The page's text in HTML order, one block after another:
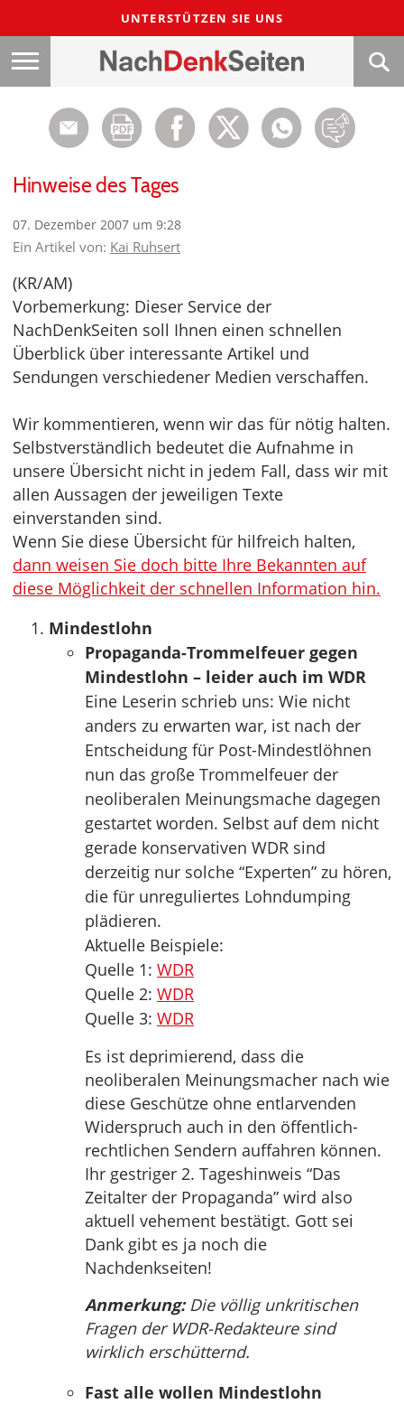
UNTERSTÜTZEN SIE UNS
Hinweise des Tages
07. Dezember 2007 um 9:28
Ein Artikel von: Kai Ruhsert
(KR/AM)
Vorbemerkung: Dieser Service der
NachDenkSeiten soll Ihnen einen schnellen
Überblick über interessante Artikel und
Sendungen verschiedener Medien verschaffen.
Wir kommentieren, wenn wir das für nötig halten.
Selbstverständlich bedeutet die Aufnahme in
unsere Übersicht nicht in jedem Fall, dass wir mit
allen Aussagen der jeweiligen Texte
einverstanden sind.
Wenn Sie diese Übersicht für hilfreich halten,
dann weisen Sie doch bitte Ihre Bekannten auf
diese Möglichkeit der schnellen Information hin.
Mindestlohn
Propaganda-Trommelfeuer gegen
Mindestlohn – leider auch im WDR
Eine Leserin schrieb uns: Wie nicht
anders zu erwarten war, ist nach der
Entscheidung für Post-Mindestlöhnen
nun das große Trommelfeuer der
neoliberalen Meinungsmache dagegen
gestartet worden. Selbst auf dem nicht
gerade konservativen WDR sind
derzeitig nur solche “Experten” zu hören,
die für unreguliertes Lohndumping
plädieren.
Aktuelle Beispiele:
Quelle 1: WDR
Quelle 2: WDR
Quelle 3: WDR
Es ist deprimierend, dass die
neoliberalen Meinungsmacher nach wie
diese Geschütze ohne entlarvenden
Widerspruch auch in den öffentlich-
rechtlichen Sendern auffahren können.
Ihr gestriger 2. Tageshinweis “Das
Zeitalter der Propaganda” wird also
aktuell vehement bestätigt. Gott sei
Dank gibt es ja noch die
Nachdenkseiten!
Anmerkung:Die völlig unkritischen
Fragen der WDR-Redakteure sind
wirklich erschütternd.
Fast alle wollen Mindestlohn